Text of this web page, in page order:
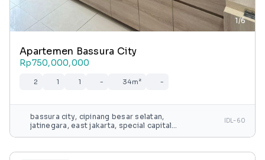
1/6
Apartemen Bassura City
Rp750,000,000
2 1 1 - 34m² -
bassura city, cipinang besar selatan,
jatinegara, east jakarta, special capital
IDL-60